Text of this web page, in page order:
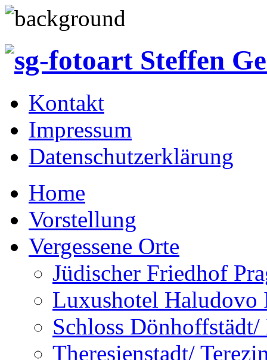
Kontakt
Impressum
Datenschutzerklärung
Home
Vorstellung
Vergessene Orte
Jüdischer Friedhof
Luxushotel
Schloss Dönhoffstädt/
Theresienstadt/